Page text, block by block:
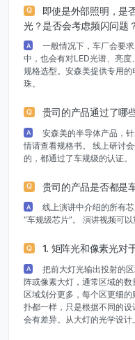
Q
即使是外部照明，是
光？是否会考虑频闪问题
A
一般情况下，车厂会要
中，也会有对LED光谱、亮
规格选型。安森美提供专用
珠。
Q 贵司的产品通过了哪
A
安森美的半导体产品，
情请查看规格书。 线上研讨
的，都通过了车规级的认证。
Q 贵司的产品是否都是
A
线上演讲中介绍的所有
“车规级芯片”。 演讲视频可
Q 1. 矩阵光和像素光对
A
把前大灯光输出投射的
阵或像素大灯，通常区域的
区域划分更多，每个区更细
扑都一样，只是根据不同的
会有差异。从大灯的光学设计